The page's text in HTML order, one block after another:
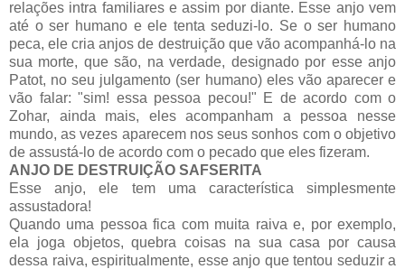
relações intra familiares e assim por diante. Esse anjo vem
até o ser humano e ele tenta seduzi-lo. Se o ser humano
peca, ele cria anjos de destruição que vão acompanhá-lo na
sua morte, que são, na verdade, designado por esse anjo
Patot, no seu julgamento (ser humano) eles vão aparecer e
vão falar: "sim! essa pessoa pecou!" E de acordo com o
Zohar, ainda mais, eles acompanham a pessoa nesse
mundo, as vezes aparecem nos seus sonhos com o objetivo
de assustá-lo de acordo com o pecado que eles fizeram.
ANJO DE DESTRUIÇÃO SAFSERITA
Esse anjo, ele tem uma característica simplesmente
assustadora!
Quando uma pessoa fica com muita raiva e, por exemplo,
ela joga objetos, quebra coisas na sua casa por causa
dessa raiva, espiritualmente, esse anjo que tentou seduzir a